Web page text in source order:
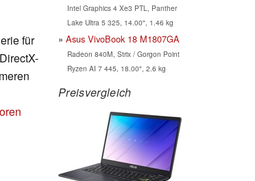
für
Intel Graphics 4 Xe3 PTL, Panther
Lake Ultra 5 325, 14.00", 1.46 kg
Asus VivoBook 18 M1807GA
Radeon 840M, Strix / Gorgon Point
Ryzen AI 7 445, 18.00", 2.6 kg
Preisvergleich